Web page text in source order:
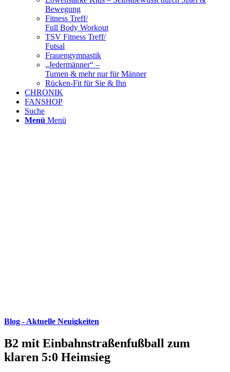
Bewegung
Fitness Treff/
Full Body Workout
TSV Fitness Treff/
Futsal
Frauengymnastik
„Jedermänner“ –
Turnen & mehr nur für Männer
Rücken-Fit für Sie & Ihn
CHRONIK
FANSHOP
Suche
Menü Menü
Blog - Aktuelle Neuigkeiten
B2 mit Einbahnstraßenfußball zum
klaren 5:0 Heimsieg